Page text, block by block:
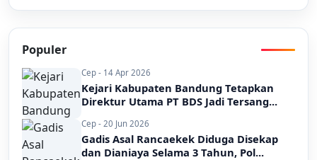
Populer
Cep - 14 Apr 2026
Kejari Kabupaten Bandung Tetapkan
Direktur Utama PT BDS Jadi Tersang...
Cep - 20 Jun 2026
Gadis Asal Rancaekek Diduga Disekap
dan Dianiaya Selama 3 Tahun, Pol...